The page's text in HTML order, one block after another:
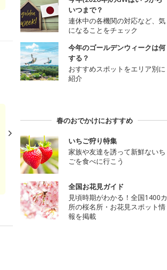
いつまで？
連休中の各機関の対応など、気
になることをチェック
今年のゴールデンウィークは何
する？
おすすめスポットをエリア別に
紹介
春のおでかけにおすすめ
いちご狩り特集
家族や友達を誘って新鮮ないち
ごを食べに行こう
全国お花見ガイド
見頃時期がわかる！全国1400カ
所の桜名所・お花見スポット情
報を掲載